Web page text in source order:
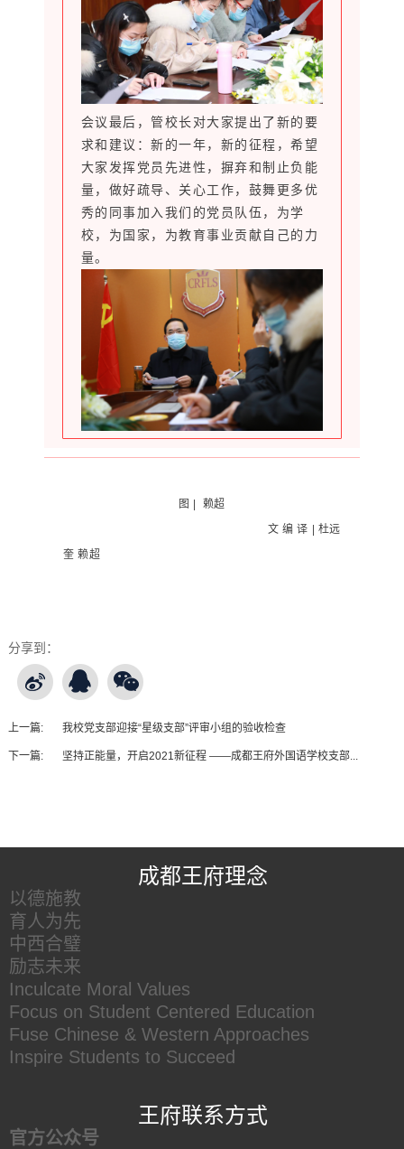
会议最后，管校长对大家提出了新的要
求和建议：新的一年，新的征程，希望
大家发挥党员先进性，摒弃和制止负能
量，做好疏导、关心工作，鼓舞更多优
秀的同事加入我们的党员队伍，为学
校，为国家，为教育事业贡献自己的力
量。
图 | 赖超
文 编 译 | 杜远
奎 赖超
分享到：
上一篇: 我校党支部迎接“星级支部”评审小组的验收检查
下一篇: 坚持正能量，开启2021新征程 ——成都王府外国语学校支部...
成都王府理念
以德施教
育人为先
中西合璧
励志未来
Inculcate Moral Values
Focus on Student Centered Education
Fuse Chinese & Western Approaches
Inspire Students to Succeed
王府联系方式
官方公众号